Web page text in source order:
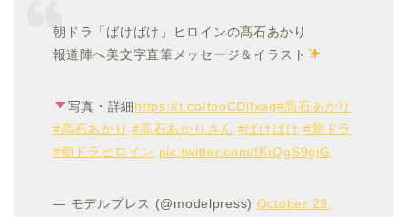
朝ドラ「ばけばけ」ヒロインの髙石あかり
報道陣へ美文字直筆メッセージ＆イラスト
写真・詳細https://t.co/tooCDiIxag#髙石あかり
#高石あかり #高石あかりさん #ばけばけ #朝ドラ
#朝ドラヒロイン pic.twitter.com/fKrQgS9giG
— モデルプレス (@modelpress) October 29,